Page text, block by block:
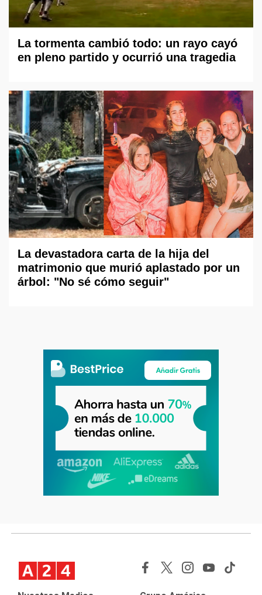
La tormenta cambió todo: un rayo cayó
en pleno partido y ocurrió una tragedia
La devastadora carta de la hija del
matrimonio que murió aplastado por un
árbol: "No sé cómo seguir"